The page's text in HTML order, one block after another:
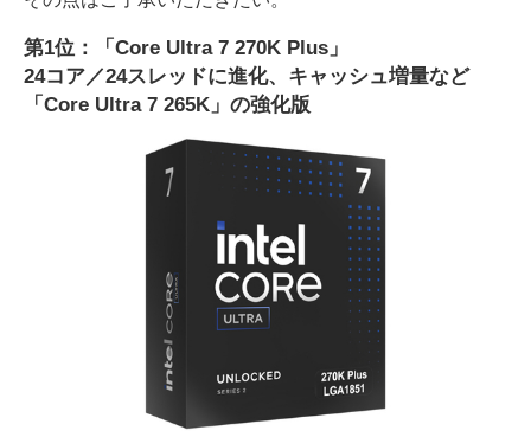
第1位：「Core Ultra 7 270K Plus」
24コア／24スレッドに進化、キャッシュ増量など
「Core Ultra 7 265K」の強化版